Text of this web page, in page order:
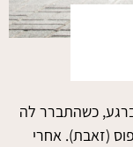
ברגע, כשהתברר לה
(זאבת). אחרי